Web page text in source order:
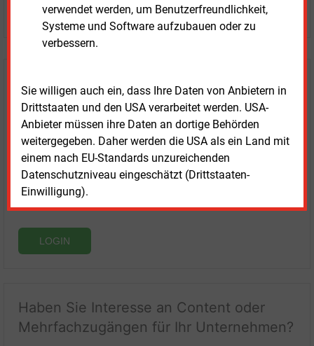
verwendet werden, um Benutzerfreundlichkeit,
Systeme und Software aufzubauen oder zu
verbessern.
Sie willigen auch ein, dass Ihre Daten von Anbietern in
Drittstaaten und den USA verarbeitet werden. USA-
Anbieter müssen ihre Daten an dortige Behörden
weitergegeben. Daher werden die USA als ein Land mit
einem nach EU-Standards unzureichenden
Datenschutzniveau eingeschätzt (Drittstaaten-
Einwilligung).
JETZT KOSTENLOS TESTEN
Login für Kunden
LOGIN
Haben Sie Interesse an Content oder
Mehrfachzugängen für Ihr Unternehmen?